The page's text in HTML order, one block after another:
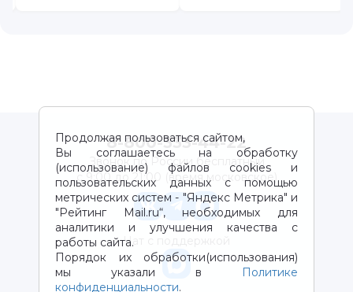
Продолжая пользоваться сайтом,
Вы соглашаетесь на обработку
(использование) файлов cookies и
пользовательских данных с помощью
метрических систем - "Яндекс Метрика" и
"Рейтинг Mail.ru“, необходимых для
аналитики и улучшения качества с
работы сайта.
Порядок их обработки(использования)
мы указали в
Политике
конфиденциальности.
8-800-333-44-22
Звонок по России бесплатный
с 9:00 до 21:00 (время московское)
Чат с поддержкой